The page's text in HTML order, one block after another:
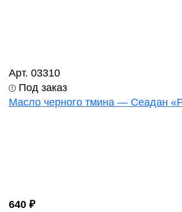
Арт. 03310
Под заказ
Масло черного тмина — Сеадан
640 ₽